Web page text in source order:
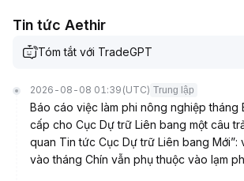
Tin tức Aethir
Tóm tắt với TradeGPT
2026-08-08 01:39 (UTC) Trung lập
Báo cáo việc làm phi nông nghiệp tháng
cấp cho Cục Dự trữ Liên bang một câu
quan Tin tức Cục Dự trữ Liên bang Mới”:
vào tháng Chín vẫn phụ thuộc vào lạm